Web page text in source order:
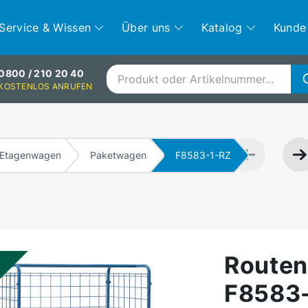
& Wissen Über uns Katalog Kunde
/ 210 20 40
ANRUFEN
Etagenwagen Paketwagen F8583-1-RZ